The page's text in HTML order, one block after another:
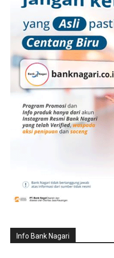
Info Bank Nagari